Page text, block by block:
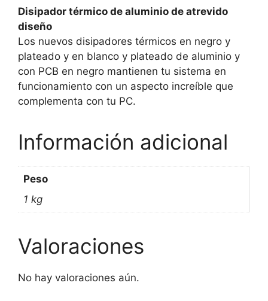
Disipador térmico de aluminio de atrevido
diseño
Los nuevos disipadores térmicos en negro y
plateado y en blanco y plateado de aluminio y
con PCB en negro mantienen tu sistema en
funcionamiento con un aspecto increíble que
complementa con tu PC.
Información adicional
Peso
1 kg
Valoraciones
No hay valoraciones aún.